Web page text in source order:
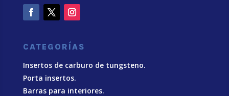
CATEGORÍAS
Insertos de carburo de tungsteno.
Porta insertos.
Barras para interiores.